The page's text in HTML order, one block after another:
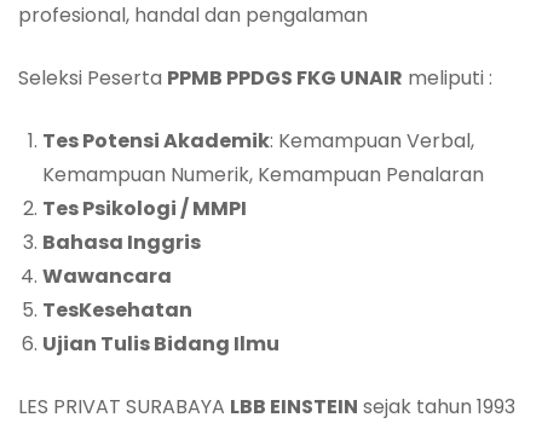
profesional, handal dan pengalaman
Seleksi Peserta PPMB PPDGS FKG UNAIR meliputi :
Tes Potensi Akademik: Kemampuan Verbal,
Kemampuan Numerik, Kemampuan Penalaran
Tes Psikologi / MMPI
Bahasa Inggris
Wawancara
TesKesehatan
Ujian Tulis Bidang Ilmu
LES PRIVAT SURABAYA LBB EINSTEIN sejak tahun 1993